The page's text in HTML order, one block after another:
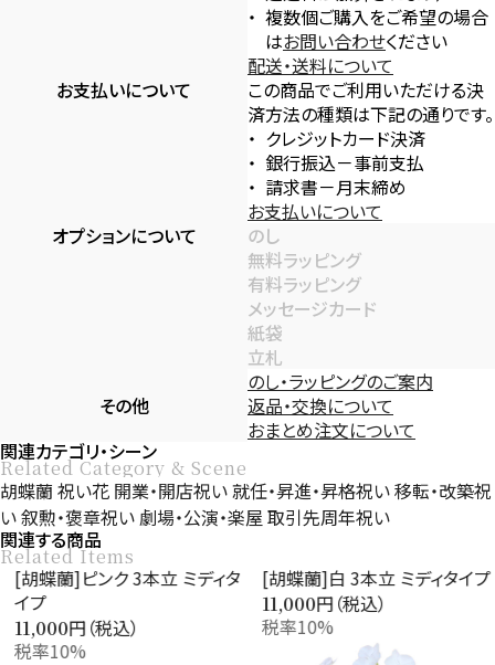
複数個ご購入をご希望の場合
はお問い合わせください
配送・送料について
お支払いについて
この商品でご利用いただける決
済方法の種類は下記の通りです。
クレジットカード決済
銀行振込－事前支払
請求書－月末締め
お支払いについて
オプションについて
のし
無料ラッピング
有料ラッピング
メッセージカード
紙袋
立札
のし・ラッピングのご案内
その他
返品・交換について
おまとめ注文について
関連カテゴリ・シーン
Related Category & Scene
胡蝶蘭 祝い花 開業・開店祝い就任・昇進・昇格祝い移転・改築祝
い叙勲・褒章祝い 劇場・公演・楽屋 取引先周年祝い
関連する商品
Related Items
[胡蝶蘭]ピンク 3本立 ミディタ
イプ
11,000円（税込）
税率10%
[胡蝶蘭]白 3本立 ミディタイプ
11,000円（税込）
税率10%